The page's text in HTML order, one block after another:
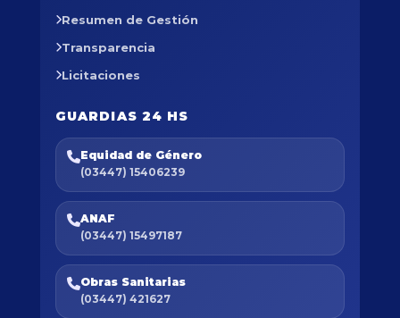
Resumen de Gestión
Transparencia
Licitaciones
GUARDIAS 24 HS
Equidad de Género
(03447) 15406239
ANAF
(03447) 15497187
Obras Sanitarias
(03447) 421627